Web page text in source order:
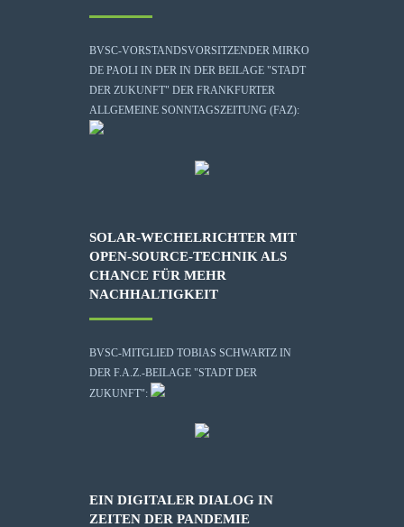
BVSC-VORSTANDSVORSITZENDER MIRKO
DE PAOLI IN DER IN DER BEILAGE "STADT
DER ZUKUNFT" DER FRANKFURTER
ALLGEMEINE SONNTAGSZEITUNG (FAZ):
SOLAR-WECHELRICHTER MIT
OPEN-SOURCE-TECHNIK ALS
CHANCE FÜR MEHR
NACHHALTIGKEIT
BVSC-MITGLIED TOBIAS SCHWARTZ IN
DER F.A.Z.-BEILAGE "STADT DER
ZUKUNFT":
EIN DIGITALER DIALOG IN
ZEITEN DER PANDEMIE